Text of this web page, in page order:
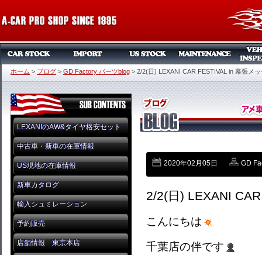
ホーム > ブログ > GD Factory パーツblog > 2/2(日) LEXANI CAR FESTIVAL in 幕張メッ
LEXANIのAW&タイヤ格安セット
中古車・新車の在庫情報
US現地の在庫情報
新車カタログ
輸入シュミレーション
予約販売
店舗情報 東京本店
2020年02月05日 GD
2/2(日) LEXANI
こんにちは
千葉店の伴です